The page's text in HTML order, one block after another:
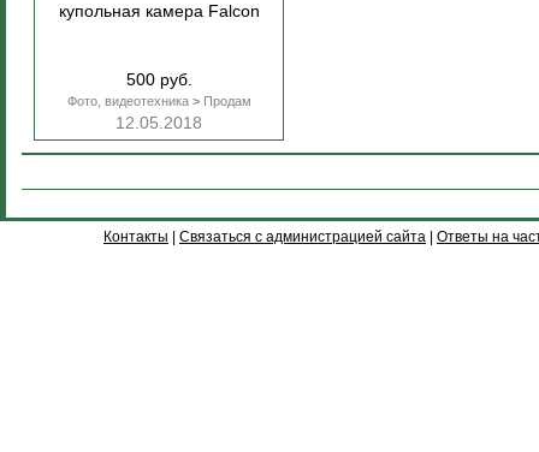
купольная камера Falcon
500 руб.
Фото, видеотехника >Продам
12.05.2018
Контакты Связаться с администрацией сайта Ответы на